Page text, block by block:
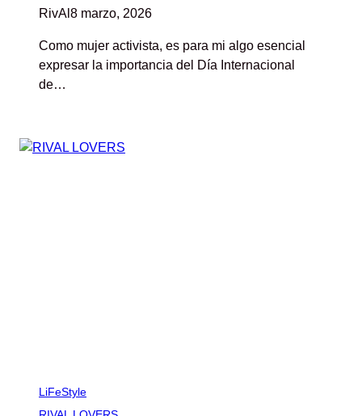
RivAl 8 marzo, 2026
Como mujer activista, es para mi algo esencial
expresar la importancia del Día Internacional
de…
LiFeStyle